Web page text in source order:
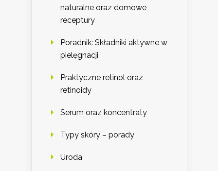
naturalne oraz domowe
receptury
Poradnik: Składniki aktywne w
pielęgnacji
Praktyczne retinol oraz
retinoidy
Serum oraz koncentraty
Typy skóry – porady
Uroda